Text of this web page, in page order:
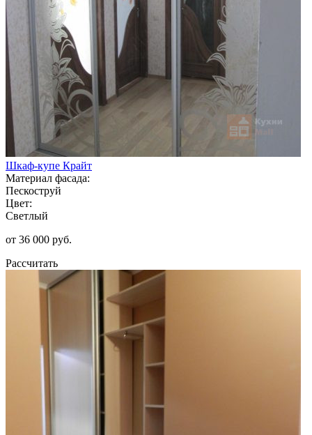
Шкаф-купе Крайт
Материал фасада:
Пескоструй
Цвет:
Светлый
от 36 000 руб.
Рассчитать